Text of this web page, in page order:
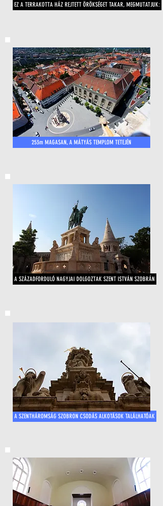
EZ A TERRAKOTTA HÁZ REJTETT ÖRÖKSÉGET TAKAR, MEGMUTATJUK:
253m MAGASAN, A MÁTYÁS TEMPLOM TETEJÉN
A SZÁZADFORDULÓ NAGYJAI DOLGOZTAK SZENT ISTVÁN SZOBRÁN
A SZENTHÁROMSÁG SZOBRON CSODÁS ALKOTÁSOK TALÁLHATÓAK